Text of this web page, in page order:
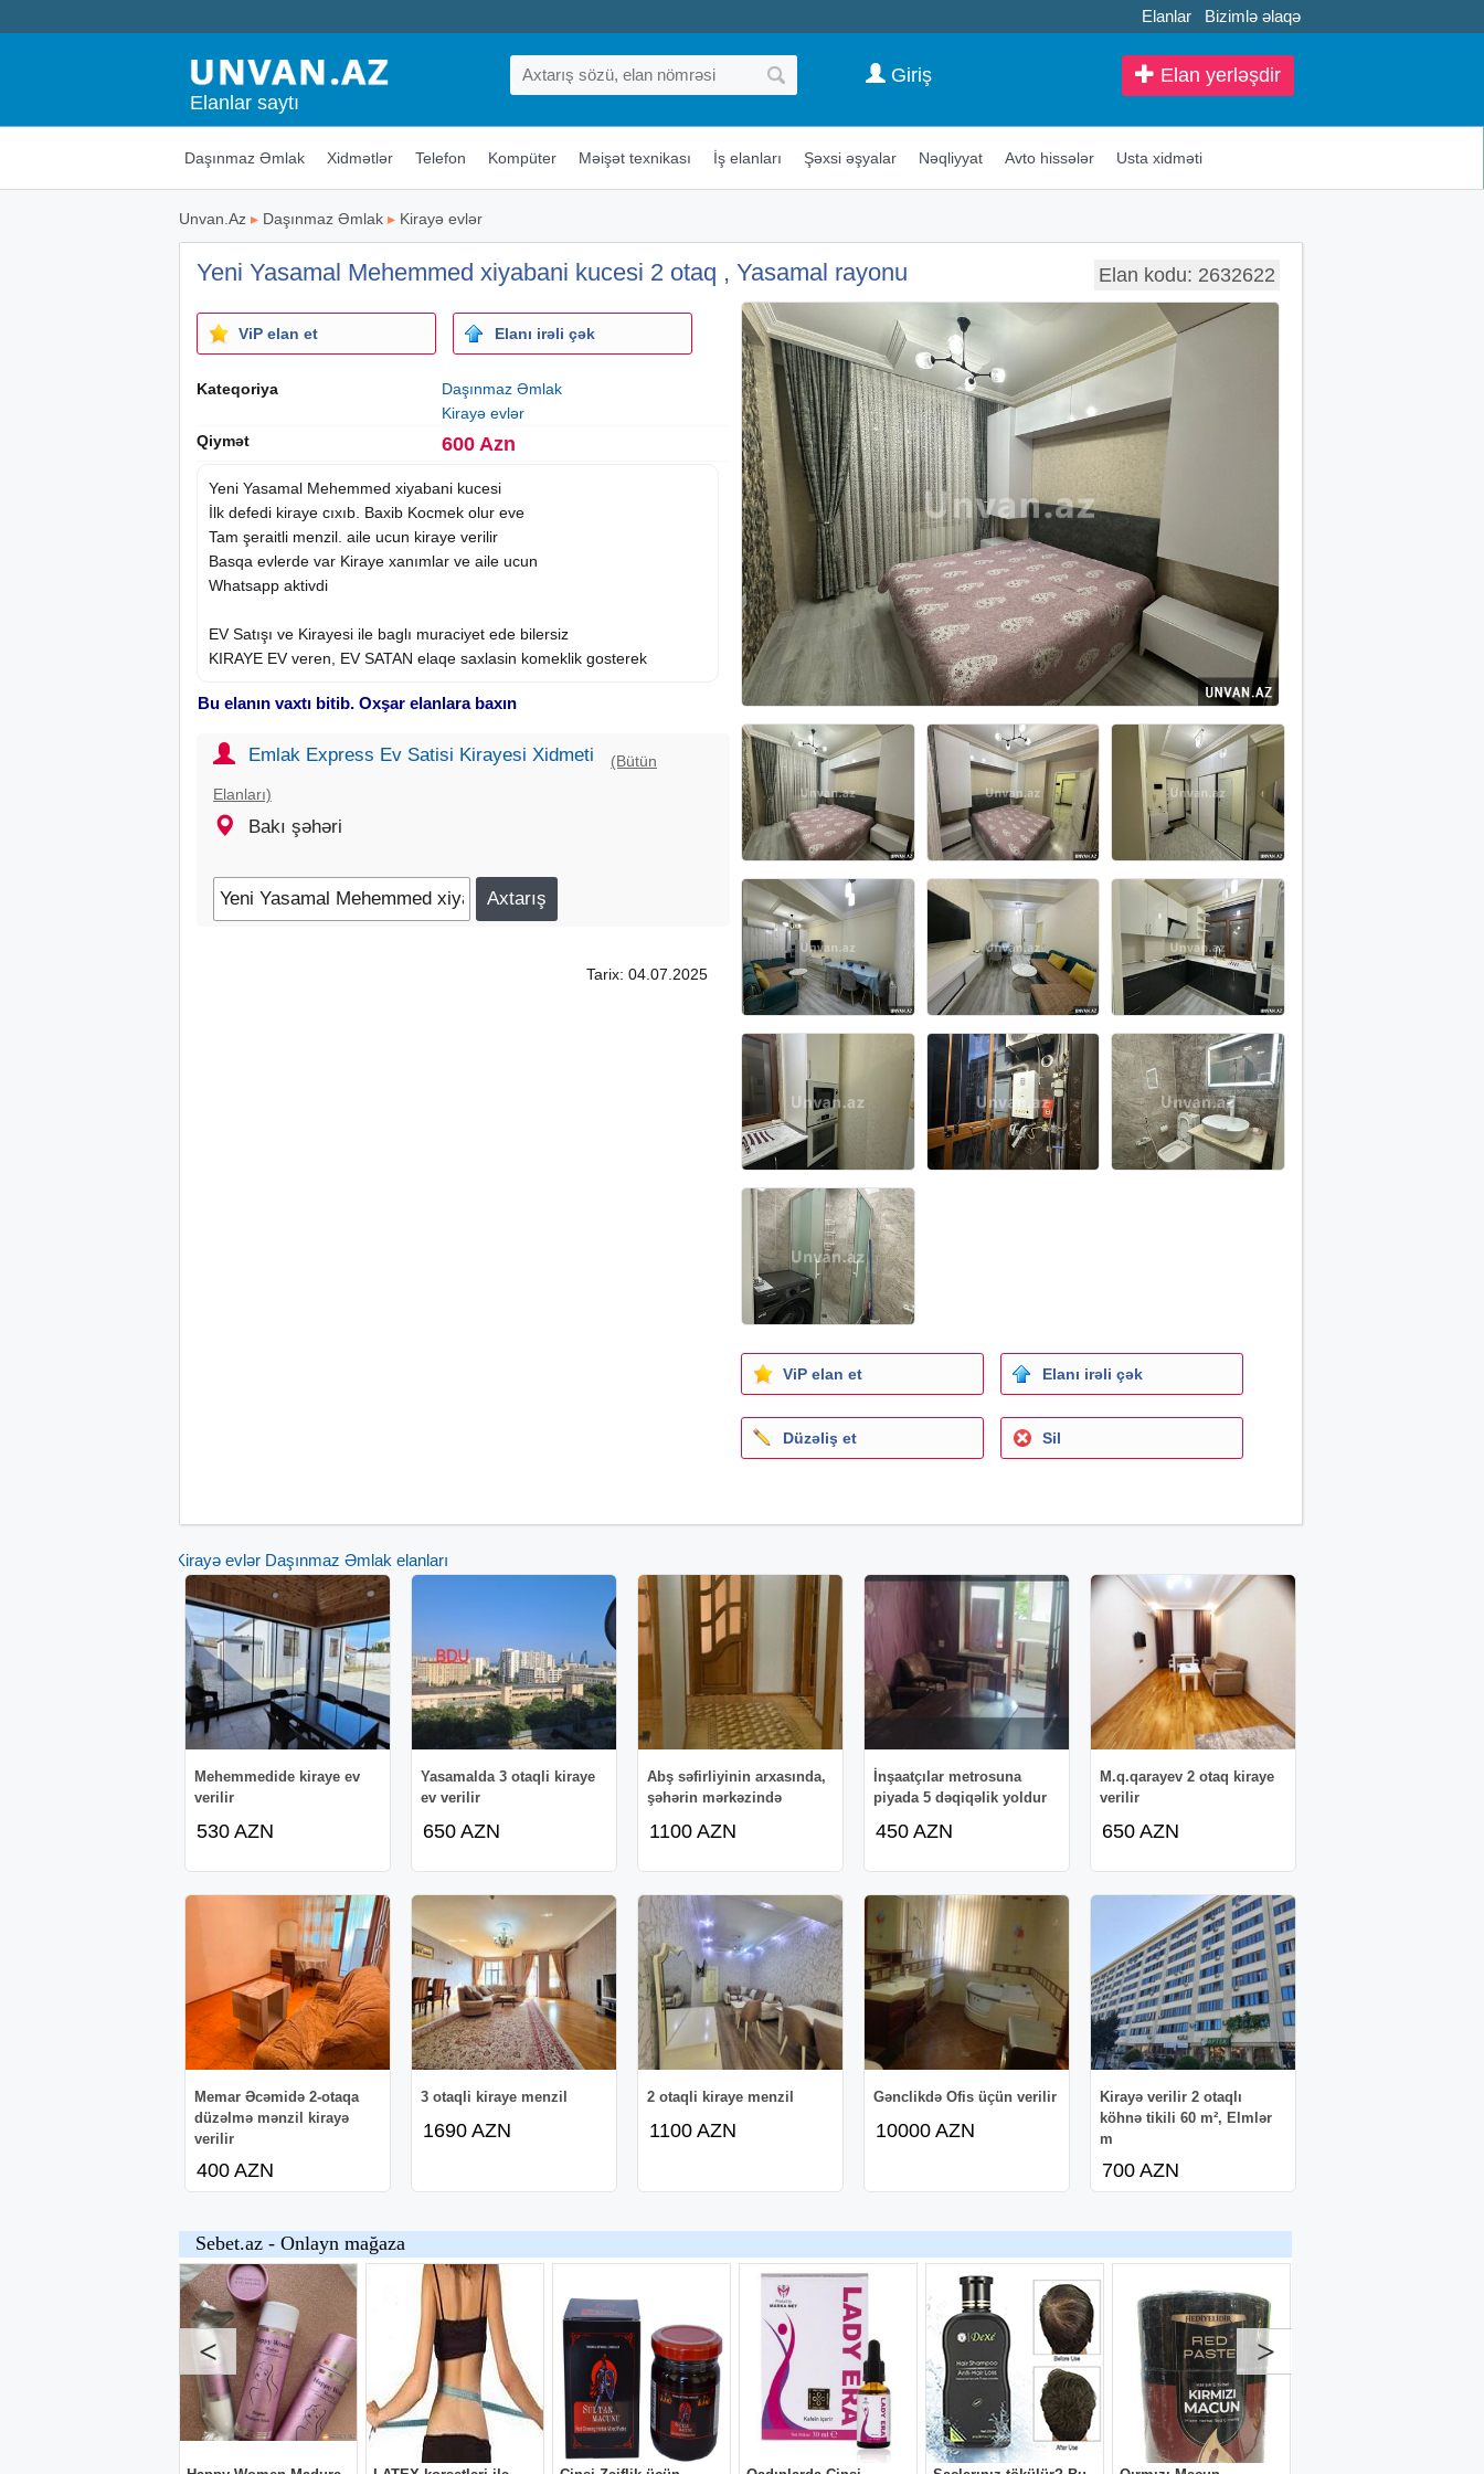
Elanlar Bizimlə əlaqə
Elanlar saytı
Elan yerləşdir
Giriş
Daşınmaz Əmlak Xidmətlər Telefon Kompüter Məişət texnikası İş elanları Şəxsi əşyalar Nəqliyyat Avto hissələr Usta xidməti
Unvan.Az ▸ Daşınmaz Əmlak ▸ Kirayə evlər
Yeni Yasamal Mehemmed xiyabani kucesi 2 otaq , Yasamal rayonu Elan kodu: 2632622
ViP elan et Elanı irəli çək
Kateqoriya
Daşınmaz Əmlak
Kirayə evlər
Qiymət
600 Azn
Yeni Yasamal Mehemmed xiyabani kucesi
İlk defedi kiraye cıxıb. Baxib Kocmek olur eve
Tam şeraitli menzil. aile ucun kiraye verilir
Basqa evlerde var Kiraye xanımlar ve aile ucun
Whatsapp aktivdi
EV Satışı ve Kirayesi ile baglı muraciyet ede bilersiz
KIRAYE EV veren, EV SATAN elaqe saxlasin komeklik gosterek
Bu elanın vaxtı bitib. Oxşar elanlara baxın
Emlak Express Ev Satisi Kirayesi Xidmeti
(Bütün
Elanları)
Bakı şəhəri
Tarix: 04.07.2025
ViP elan et Elanı irəli çək
Düzəliş et Sil
Kirayə evlər Daşınmaz Əmlak elanları
Mehemmedide kiraye ev
verilir
530 AZN
Yasamalda 3 otaqli kiraye
ev verilir
650 AZN
Abş səfirliyinin arxasında,
şəhərin mərkəzində
1100 AZN
İnşaatçılar metrosuna
piyada 5 dəqiqəlik yoldur
450 AZN
M.q.qarayev 2 otaq kiraye
verilir
650 AZN
Memar Əcəmidə 2-otaqa
düzəlmə mənzil kirayə
verilir
400 AZN
3 otaqli kiraye menzil
1690 AZN
2 otaqli kiraye menzil
1100 AZN
Gənclikdə Ofis üçün verilir
10000 AZN
Kirayə verilir 2 otaqlı
köhnə tikili 60 m², Elmlər
m
700 AZN